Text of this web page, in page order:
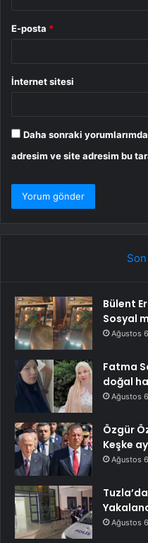
E-posta *
İnternet sitesi
Daha sonraki
adresim ve site adresim bu
Bülent
Sosyal
Ağustos
Fatma
doğal
Ağustos
Özgür
Keşke
Ağustos
Ağustos